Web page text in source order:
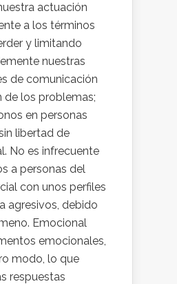
actuación
a los términos
y limitando
nuestras
de comunicación
de los problemas;
en personas
libertad de
No es infrecuente
a personas del
con unos perfiles
agresivos, debido
Emocional
emocionales,
modo, lo que
respuestas